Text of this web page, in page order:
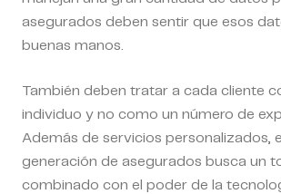
asegurados deben sentir que esos
buenas manos.
También deben tratar a cada cliente
individuo y no como un número de
Además de servicios personalizados,
generación de asegurados busca un
combinado con el poder de la